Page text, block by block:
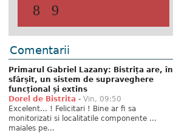
8
9
Comentarii
Primarul Gabriel Lazany: Bistrița are, în
sfârșit, un sistem de supraveghere
funcțional și extins
Dorel de Bistrita - Vin, 09:50
Excelent... ! Felicitari ! Bine ar fi sa
monitorizati si localitatile componente ...
maiales pe...